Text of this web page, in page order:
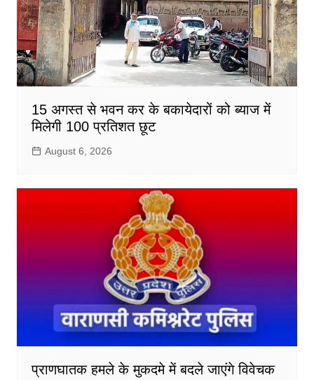
15 अगस्त से भवन कर के बकायेदारों को ब्याज में
मिलेगी 100 प्रतिशत छूट
August 6, 2026
प्राणघातक हमले के मुकदमे में बदले जाएंगे विवेचक